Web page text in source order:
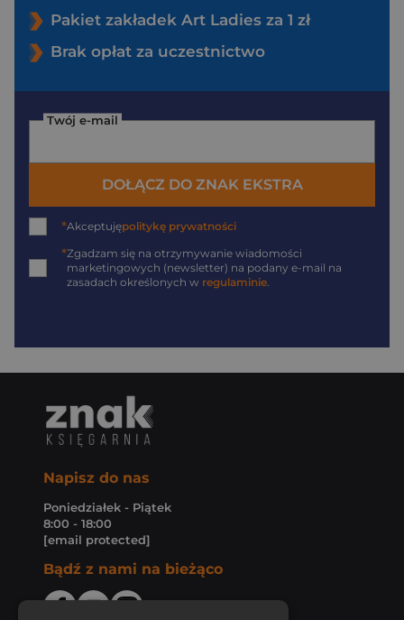
Pakiet zakładek Art Ladies za 1 zł
Brak opłat za uczestnictwo
Twój e-mail
DOŁĄCZ DO ZNAK EKSTRA
*Akceptujępolitykę prywatności
*Zgadzam się na otrzymywanie wiadomości
marketingowych (newsletter) na podany e-mail na
zasadach określonych w regulaminie.
Napisz do nas
Poniedziałek - Piątek
8:00 - 18:00
[email protected]
Bądź z nami na bieżąco